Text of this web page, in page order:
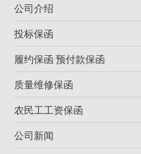
公司介绍
投标保函
履约保函 预付款保函
质量维修保函
农民工工资保函
公司新闻